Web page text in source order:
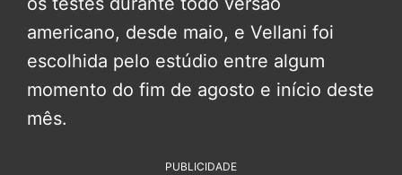
americano, desde maio, e Vellani foi
escolhida pelo estúdio entre algum
momento do fim de agosto e início deste
mês.
PUBLICIDADE